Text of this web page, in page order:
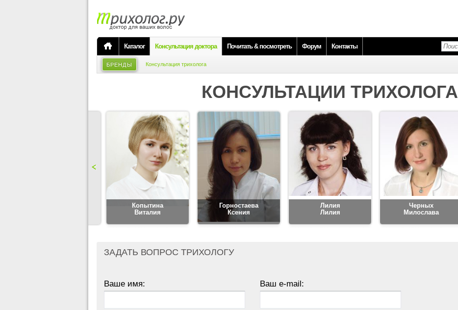
Каталог Консультация доктора Почитать & посмотреть Форум Контакты
БРЕНДЫ Консультация трихолога
КОНСУЛЬТАЦИИ ТРИХОЛОГА
Копытина
Виталия
Горностаева
Ксения
Лилия
Лилия
Черных
Милослава
ЗАДАТЬ ВОПРОС ТРИХОЛОГУ
Ваше имя: Ваш e-mail: